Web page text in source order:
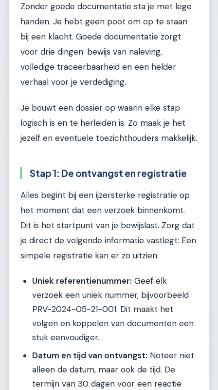
Zonder goede documentatie sta je met lege
handen. Je hebt geen poot om op te staan
bij een klacht. Goede documentatie zorgt
voor drie dingen: bewijs van naleving,
volledige traceerbaarheid en een helder
verhaal voor je verdediging.
Je bouwt een dossier op waarin elke stap
logisch is en te herleiden is. Zo maak je het
jezelf en eventuele toezichthouders makkelijk.
Stap 1: De ontvangst en registratie
Alles begint bij een ijzersterke registratie op
het moment dat een verzoek binnenkomt.
Dit is het startpunt van je bewijslast. Zorg dat
je direct de volgende informatie vastlegt: Een
simpele registratie kan er zo uitzien:
Uniek referentienummer: Geef elk
verzoek een uniek nummer, bijvoorbeeld
PRV-2024-05-21-001. Dit maakt het
volgen en koppelen van documenten een
stuk eenvoudiger.
Datum en tijd van ontvangst: Noteer niet
alleen de datum, maar ook de tijd. De
termijn van 30 dagen voor een reactie